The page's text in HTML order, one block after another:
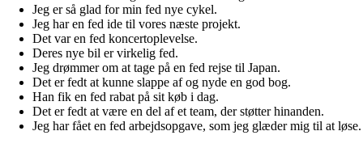
Jeg er så glad for min fed nye cykel.
Jeg har en fed ide til vores næste projekt.
Det var en fed koncertoplevelse.
Deres nye bil er virkelig fed.
Jeg drømmer om at tage på en fed rejse til Japan.
Det er fedt at kunne slappe af og nyde en god bog.
Han fik en fed rabat på sit køb i dag.
Det er fedt at være en del af et team, der støtter hinanden.
Jeg har fået en fed arbejdsopgave, som jeg glæder mig til at løse.